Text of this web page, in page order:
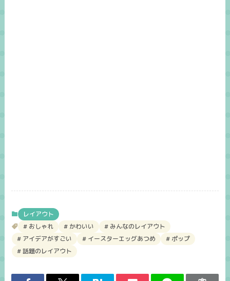
レイアウト
おしゃれ
かわいい
みんなのレイアウト
アイデアがすごい
イースターエッグあつめ
ポップ
話題のレイアウト